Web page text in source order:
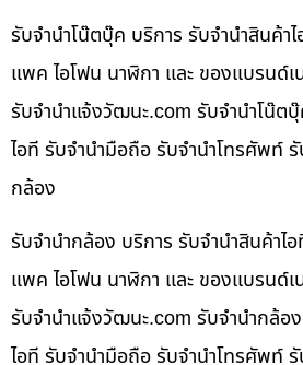
รับจำนำโน๊ตบุ๊ค บริการ รับจำนำสินค้า
แพค ไอโฟน นาฬิกา และ ของแบรนด์
รับจํานําแจ้งวัฒนะ.com รับจำนำโน๊ต
ไอที รับจำนำมือถือ รับจำนำโทรศัพท์
กล้อง
รับจำนำกล้อง บริการ รับจำนำสินค้าไ
แพค ไอโฟน นาฬิกา และ ของแบรนด์
รับจํานําแจ้งวัฒนะ.com รับจำนำกล้อ
ไอที รับจำนำมือถือ รับจำนำโทรศัพท์